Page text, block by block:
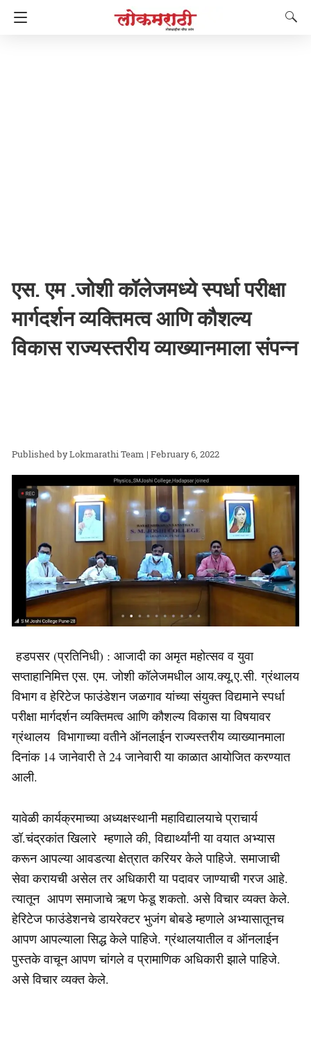
एस. एम .जोशी कॉलेजमध्ये स्पर्धा परीक्षा
मार्गदर्शन व्यक्तिमत्व आणि कौशल्य
विकास राज्यस्तरीय व्याख्यानमाला संपन्न
Lokmarathi Team | February 6, 2022
हडपसर (प्रतिनिधी) : आजादी का अमृत महोत्सव व युवा
सप्ताहानिमित्त एस. एम. जोशी कॉलेजमधील आय.क्यू.ए.सी. ग्रंथालय
विभाग व हेरिटेज फाउंडेशन जळगाव यांच्या संयुक्त विद्यमाने स्पर्धा
परीक्षा मार्गदर्शन व्यक्तिमत्व आणि कौशल्य विकास या विषयावर
ग्रंथालय विभागाच्या वतीने ऑनलाईन राज्यस्तरीय व्याख्यानमाला
दिनांक 14 जानेवारी ते 24 जानेवारी या काळात आयोजित करण्यात
आली.
यावेळी कार्यक्रमाच्या अध्यक्षस्थानी महाविद्यालयाचे प्राचार्य
डॉ.चंद्रकांत खिलारे म्हणाले की, विद्यार्थ्यांनी या वयात अभ्यास
करून आपल्या आवडत्या क्षेत्रात करियर केले पाहिजे. समाजाची
सेवा करायची असेल तर अधिकारी या पदावर जाण्याची गरज आहे.
त्यातून आपण समाजाचे ऋण फेडू शकतो. असे विचार व्यक्त केले.
हेरिटेज फाउंडेशनचे डायरेक्टर भुजंग बोबडे म्हणाले अभ्यासातूनच
आपण आपल्याला सिद्ध केले पाहिजे. ग्रंथालयातील व ऑनलाईन
पुस्तके वाचून आपण चांगले व प्रामाणिक अधिकारी झाले पाहिजे.
असे विचार व्यक्त केले.